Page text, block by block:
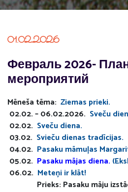
01.02.2026
Февраль 2026-
мероприятий
Mēneša tēma: Ziemas prieki.
02.02. – 06.02.2026. Sveču
02.02. Sveču diena.
03.02. Svieču dienas tradīcijas.
04.02. Pasaku māmuļas
05.02. Pasaku mājas diena.
06.02. Meteņi ir klāt!
Prieks: Pasaku māju